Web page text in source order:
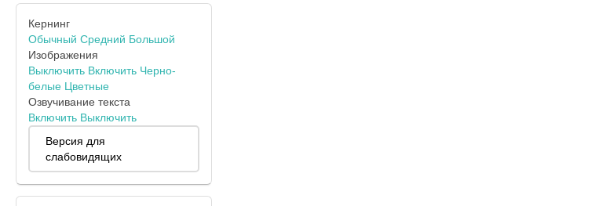
Кернинг
Обычный Средний Большой
Изображения
Выключить Включить Черно-
белые Цветные
Озвучивание текста
Включить Выключить
Версия для
слабовидящих